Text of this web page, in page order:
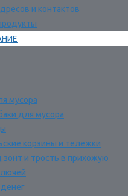
и контактов
мусора
для мусора
корзины и тележки
зонт и трость в прихожую